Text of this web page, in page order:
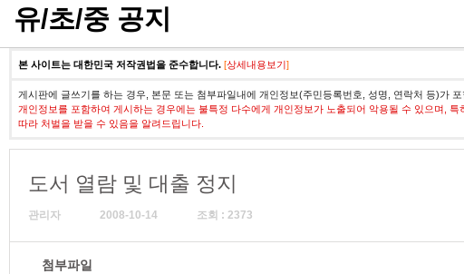
유/초/중 공지
본 사이트는 대한민국 저작권법을 준수합니다. [상세내용보기]
게시판에 글쓰기를 하는 경우, 본문 또는 첨부파일내에 개인정보(주민등록번호, 성명, 연락처 등)가
개인정보를 포함하여 게시하는 경우에는 불특정 다수에게 개인정보가 노출되어 악용될 수 있으며,
따라 처벌을 받을 수 있음을 알려드립니다.
도서 열람 및 대출 정지
관리자 2008-10-14 조회 : 2373
첨부파일